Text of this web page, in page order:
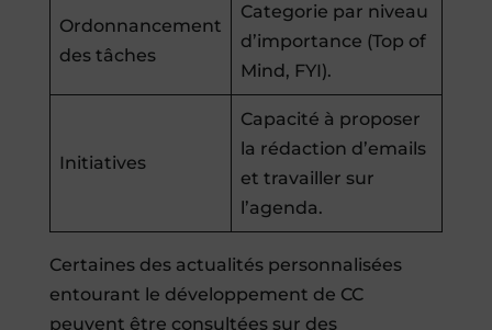
Ordonnancement
des tâches
Categorie par niveau
d’importance (Top of
Mind, FYI).
Initiatives
Capacité à proposer
la rédaction d’emails
et travailler sur
l’agenda.
Certaines des actualités personnalisées
entourant le développement de CC
peuvent être consultées sur des